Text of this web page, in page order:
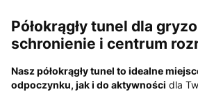
Półokrągły tunel dla
schronienie i centrum
Nasz półokrągły tunel to idealne
odpoczynku, jak i do aktywności dla